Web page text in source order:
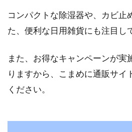
コンパクトな除湿器や、カビ止
た、便利な日用雑貨にも注目し
また、お得なキャンペーンが実
りますから、こまめに通販サイ
ください。